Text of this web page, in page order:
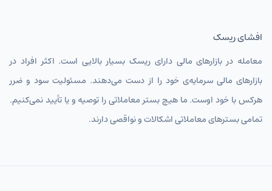
افشای ریسک
معامله در بازارهای مالی دارای ریسک بسیار بالایی است. اکثر افراد در
بازارهای مالی سرمایه‌ی خود را از دست می‌دهند. مسئولیت سود و ضرر
هرکس با خود اوست. ما هیچ بستر معاملاتی را توصیه و یا تأیید نمی‌کنیم.
تمامی بسترهای معاملاتی اشکالات و نواقصی دارند.